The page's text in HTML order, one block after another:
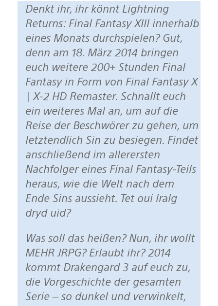
Denkt ihr, ihr könnt Lightning
Returns: Final Fantasy XIII innerhalb
eines Monats durchspielen? Gut,
denn am 18. März 2014 bringen
euch weitere 200+ Stunden Final
Fantasy in Form von Final Fantasy X
| X-2 HD Remaster. Schnallt euch
ein weiteres Mal an, um auf die
Reise der Beschwörer zu gehen, um
letztendlich Sin zu besiegen. Findet
anschließend im allerersten
Nachfolger eines Final Fantasy-Teils
heraus, wie die Welt nach dem
Ende Sins aussieht. Tet oui lralg
dryd uid?
Was soll das heißen? Nun, ihr wollt
MEHR JRPG? Erlaubt ihr? 2014
kommt Drakengard 3 auf euch zu,
die Vorgeschichte der gesamten
Serie – so dunkel und verwinkelt,